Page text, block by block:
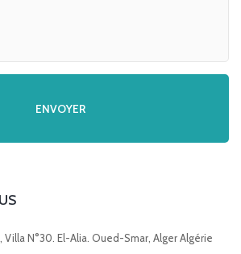
Villa N°30. El-Alia. Oued-Smar, Alger Algérie